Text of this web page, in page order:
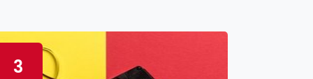
3